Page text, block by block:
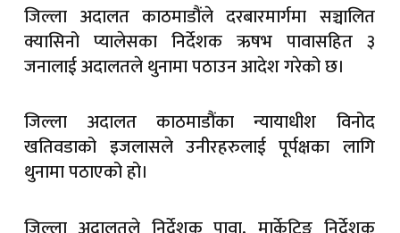
जिल्ला अदालत काठमाडौंले दरबारमार्गमा सञ्चालित
क्यासिनो प्यालेसका निर्देशक ऋषभ पावासहित ३
जनालाई अदालतले थुनामा पठाउन आदेश गरेको छ।
जिल्ला अदालत काठमाडौंका न्यायाधीश विनोद
खतिवडाको इजलासले उनीरहरुलाई पूर्पक्षका लागि
थुनामा पठाएको हो।